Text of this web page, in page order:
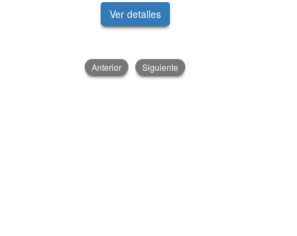
Ver detalles
Anterior Siguiente